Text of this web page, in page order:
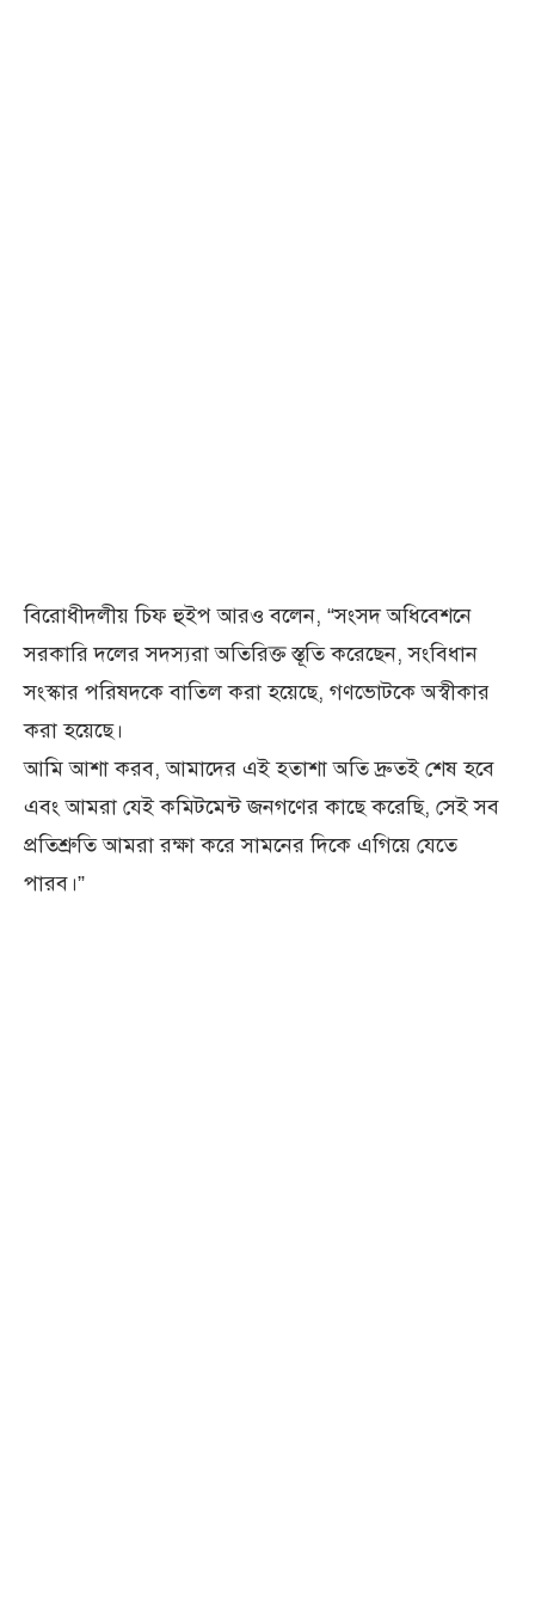
বিরোধীদলীয় চিফ হুইপ আরও বলেন, “সংসদ অধিবেশনে
সরকারি দলের সদস্যরা অতিরিক্ত স্তূতি করেছেন, সংবিধান
সংস্কার পরিষদকে বাতিল করা হয়েছে, গণভোটকে অস্বীকার
করা হয়েছে।
আমি আশা করব, আমাদের এই হতাশা অতি দ্রুতই শেষ হবে
এবং আমরা যেই কমিটমেন্ট জনগণের কাছে করেছি, সেই সব
প্রতিশ্রুতি আমরা রক্ষা করে সামনের দিকে এগিয়ে যেতে
পারব।”